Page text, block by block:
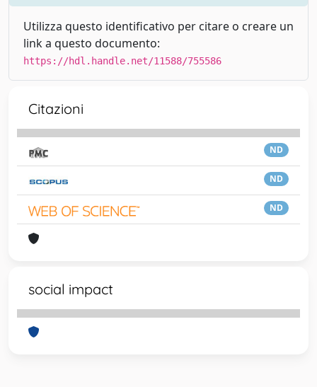
Utilizza questo identificativo per citare o creare un
link a questo documento:
https://hdl.handle.net/11588/755586
Citazioni
ND
ND
ND
social impact